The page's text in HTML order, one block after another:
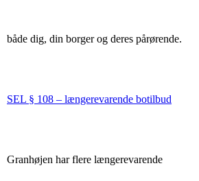
både dig, din borger og deres pårørende.
SEL § 108 – længerevarende botilbud
Granhøjen har flere længerevarende